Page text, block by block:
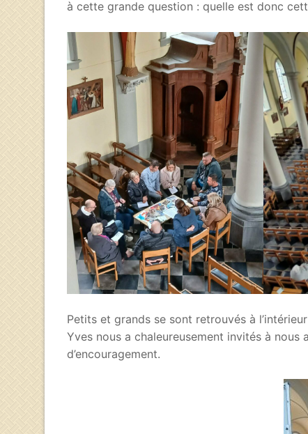
à cette grande question : quelle est donc
Petits et grands se sont retrouvés à
Yves nous a chaleureusement invités à
d’encouragement.